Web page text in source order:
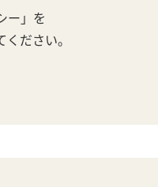
ー」を
ださい。